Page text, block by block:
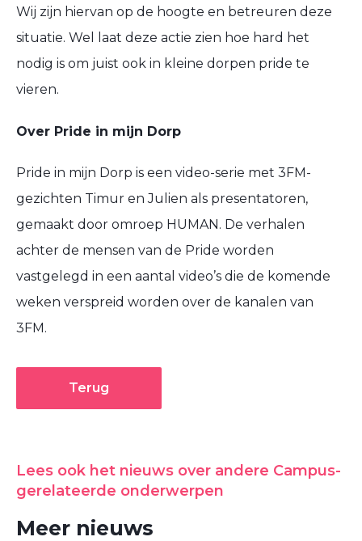
Wij zijn hiervan op de hoogte en betreuren deze
situatie. Wel laat deze actie zien hoe hard het
nodig is om juist ook in kleine dorpen pride te
vieren.
Over Pride in mijn Dorp
Pride in mijn Dorp is een video-serie met 3FM-
gezichten Timur en Julien als presentatoren,
gemaakt door omroep HUMAN. De verhalen
achter de mensen van de Pride worden
vastgelegd in een aantal video’s die de komende
weken verspreid worden over de kanalen van
3FM.
Terug
Lees ook het nieuws over andere Campus-
gerelateerde onderwerpen
Meer nieuws